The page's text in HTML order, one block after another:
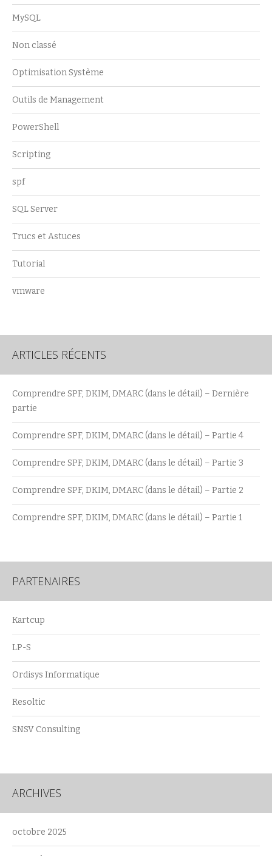
MySQL
Non classé
Optimisation Système
Outils de Management
PowerShell
Scripting
spf
SQL Server
Trucs et Astuces
Tutorial
vmware
ARTICLES RÉCENTS
Comprendre SPF, DKIM, DMARC (dans le détail) – Dernière
partie
Comprendre SPF, DKIM, DMARC (dans le détail) – Partie 4
Comprendre SPF, DKIM, DMARC (dans le détail) – Partie 3
Comprendre SPF, DKIM, DMARC (dans le détail) – Partie 2
Comprendre SPF, DKIM, DMARC (dans le détail) – Partie 1
PARTENAIRES
Kartcup
LP-S
Ordisys Informatique
Resoltic
SNSV Consulting
ARCHIVES
octobre 2025